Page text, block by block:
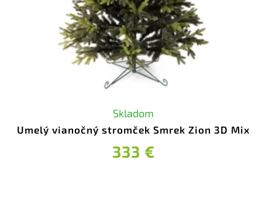
Umelý vianočný stromček Smrek Zion 3D Mix
Skladom
333 €